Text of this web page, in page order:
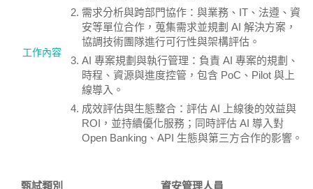
工作內容
需求分析與跨部門協作：與業務、IT、法遵、資
安等單位合作，蒐集需求並規劃 AI 解決方案，
協調技術團隊進行可行性與架構評估。
AI 專案規劃與執行管理：負責 AI 專案的規劃、
時程、資源與進度控管，包含 PoC、Pilot 與上
線導入。
成效評估與生態整合：評估 AI 上線後的效益與
ROI，並持續優化服務；同時評估 AI 導入對
Open Banking、API 生態與第三方合作的影響。
甄試類別 資安管理人員